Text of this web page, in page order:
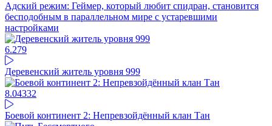
Адский режим: Геймер, который любит спидран, становится
бесподобным в параллельном мире с устаревшими
настройками
6.279
Деревенский житель уровня 999
8.04332
Боевой континент 2: Непревзойдённый клан Тан